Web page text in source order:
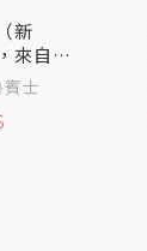
新
來自一
士